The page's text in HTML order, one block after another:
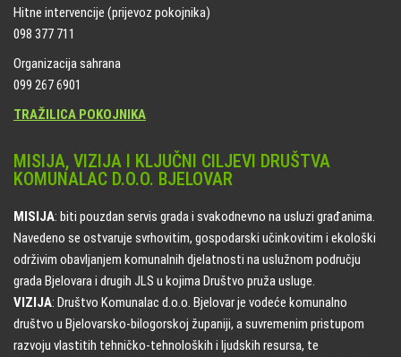
Hitne intervencije (prijevoz pokojnika)
098 377 711
Organizacija sahrana
099 267 6901
TRAŽILICA POKOJNIKA
MISIJA, VIZIJA I KLJUČNI CILJEVI DRUŠTVA
KOMUNALAC D.O.O. BJELOVAR
MISIJA: biti pouzdan servis grada i svakodnevno na usluzi građanima.
Navedeno se ostvaruje svrhovitim, gospodarski učinkovitim i ekološki
održivim obavljanjem komunalnih djelatnosti na uslužnom području
grada Bjelovara i drugih JLS u kojima Društvo pruža usluge.
VIZIJA: Društvo Komunalac d.o.o. Bjelovar je vodeće komunalno
društvo u Bjelovarsko-bilogorskoj županiji, a suvremenim pristupom
razvoju vlastitih tehničko-tehnoloških i ljudskih resursa, te